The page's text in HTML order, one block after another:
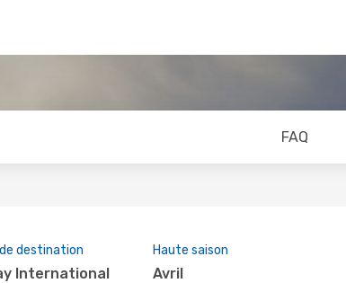
FAQ
destination Haute saison
avril